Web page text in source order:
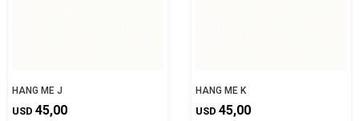
HANG ME J
USD 45,00
HANG ME K
USD 45,00